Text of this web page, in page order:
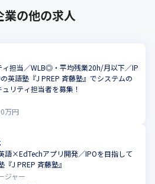
業の他の求人
ィ担当／WLB◎・平均残業20h/月以下／IP
英語塾『J PREP 斉藤塾』でシステムの
リティ担当者を募集！
万円
語×EdTechアプリ開発／IPOを目指して
J PREP 斉藤塾』
ジャー